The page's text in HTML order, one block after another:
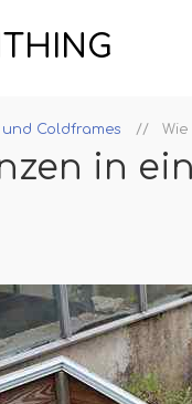
Coldframes
in